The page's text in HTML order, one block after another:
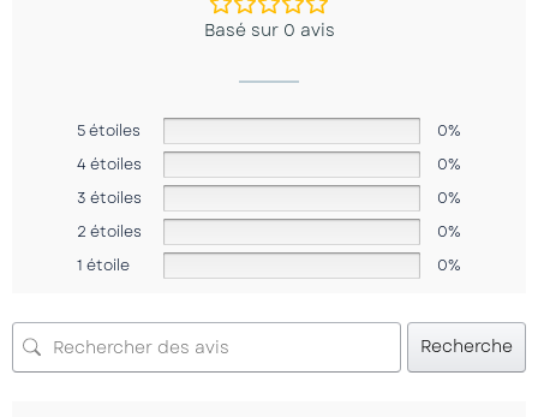
Basé sur 0 avis
5 étoiles
0%
4 étoiles
0%
3 étoiles
0%
2 étoiles
0%
1 étoile
0%
Recherche